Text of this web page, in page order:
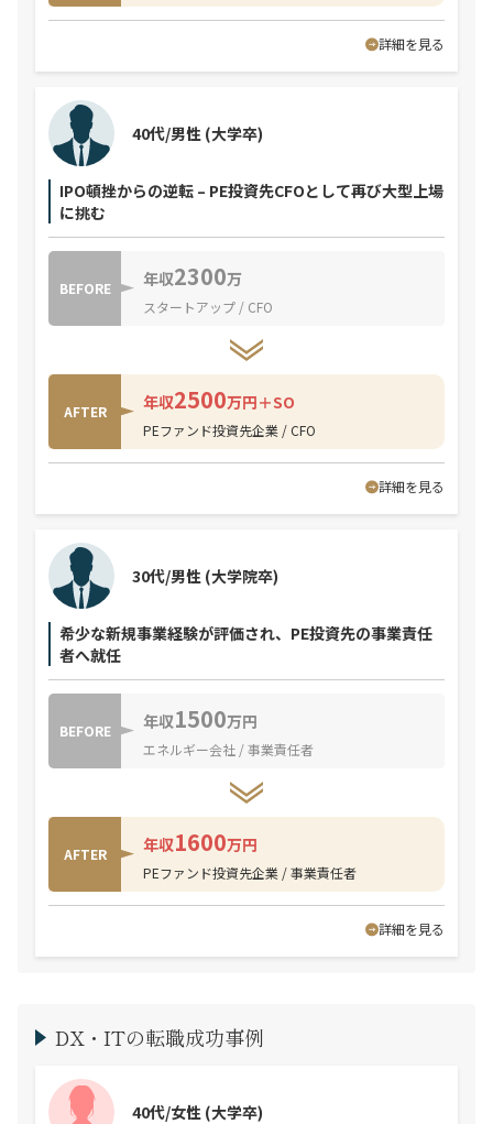
詳細を見る
IPO頓挫からの逆転 – PE投資先CFOとして再び大型上場
に挑む
40代/男性 (大学卒)
BEFORE 年収2300万
スタートアップ / CFO
AFTER 年収2500万円＋SO
PEファンド投資先企業 / CFO
詳細を見る
希少な新規事業経験が評価され、PE投資先の事業責任
者へ就任
30代/男性 (大学院卒)
BEFORE 年収1500万円
エネルギー会社 / 事業責任者
AFTER 年収1600万円
PEファンド投資先企業 / 事業責任者
詳細を見る
DX・ITの転職成功事例
40代/女性 (大学卒)